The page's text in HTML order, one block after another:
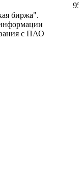
биржа".
с ПАО